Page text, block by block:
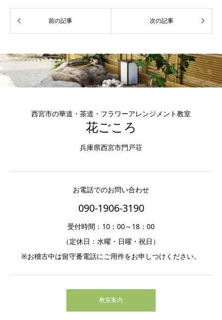
西宮市の華道・茶道・フラワーアレンジメント教室
花ごころ
兵庫県西宮市門戸荘
お電話でのお問い合わせ
090-1906-3190
受付時間：10：00～18：00
（定休日：水曜・日曜・祝日）
※お稽古中は留守番電話にご用件をお申しつけください。
教室案内